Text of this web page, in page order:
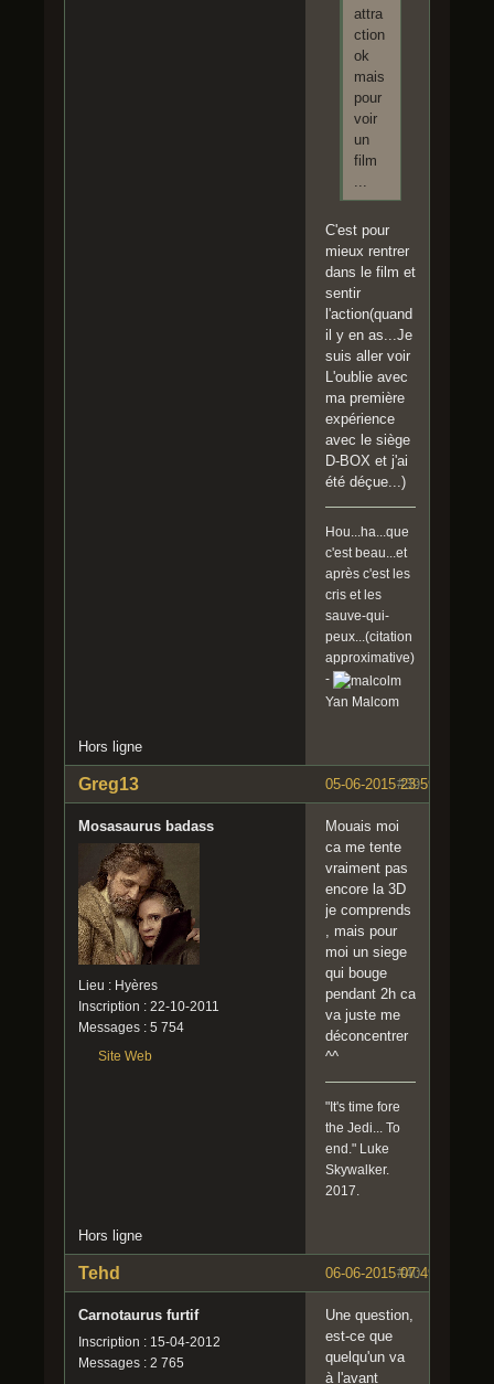
attra
ction
ok
mais
pour
voir
un
film
C'est pour
mieux rentrer
dans le film et
sentir
l'action(quand
il y en as...Je
suis aller voir
L'oublie avec
ma première
expérience
avec le siège
D-BOX et j'ai
été déçue...)
Hou...ha...que
c'est beau...et
après c'est les
cris et les
sauve-qui-
peux...(citation
approximative)
-
Yan Malcom
Hors ligne
#39
05-06-2015 23:59:22
Greg13
Mosasaurus badass
Lieu : Hyères
Inscription : 22-10-2011
Messages : 5 754
Site Web
Mouais moi
ca me tente
vraiment pas
encore la 3D
je comprends
, mais pour
moi un siege
qui bouge
pendant 2h ca
va juste me
déconcentrer
^^
"It's time fore
the Jedi... To
end." Luke
Skywalker.
2017.
Hors ligne
#40
06-06-2015 07:49:27
Tehd
Carnotaurus furtif
Inscription : 15-04-2012
Messages : 2 765
Une question,
est-ce que
quelqu'un va
à l'avant